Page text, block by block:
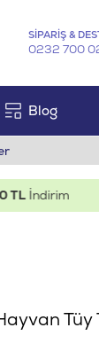
SİPARİŞ &
0232 700
Blog